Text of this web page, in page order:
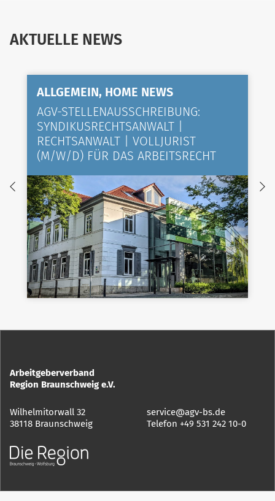
AKTUELLE NEWS
ALLGEMEIN, HOME NEWS
AGV-STELLENAUSSCHREIBUNG:
SYNDIKUSRECHTSANWALT |
RECHTSANWALT | VOLLJURIST
(M/W/D) FÜR DAS ARBEITSRECHT
Arbeitgeberverband
Region Braunschweig e.V.
Wilhelmitorwall 32
38118 Braunschweig
service@agv-bs.de
Telefon +49 531 242 10-0